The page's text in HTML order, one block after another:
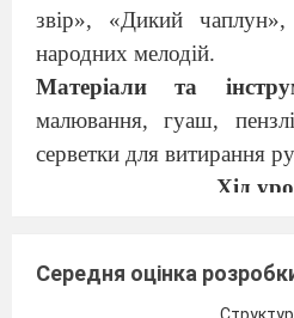
звір», «Дикий чаплун»,
народних мелодій.
Матеріали та
малювання, гуаш,
серветки для витирання
Хід
учнів до уроку.
Середня оцінка